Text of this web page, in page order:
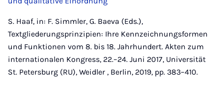
S. Haaf, in: F. Simmler, G. Baeva (Eds.),
Textgliederungsprinzipien: Ihre Kennzeichnungsformen
und Funktionen vom 8. bis 18. Jahrhundert. Akten zum
internationalen Kongress, 22.–24. Juni 2017, Universität
St. Petersburg (RU), Weidler , Berlin, 2019, pp. 383–410.